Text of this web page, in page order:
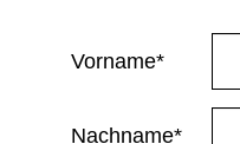
Vorname*
Nachname*